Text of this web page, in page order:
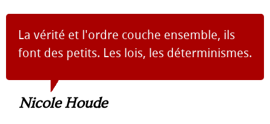
La vérité et l'ordre couche ensemble, ils
font des petits. Les lois, les déterminismes.
Nicole Houde